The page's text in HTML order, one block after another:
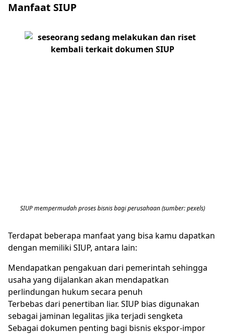
Manfaat SIUP
SIUP mempermudah proses bisnis bagi perusahaan (sumber: pexels)
Terdapat beberapa manfaat yang bisa kamu dapatkan
dengan memiliki SIUP, antara lain:
Mendapatkan pengakuan dari pemerintah sehingga
usaha yang dijalankan akan mendapatkan
perlindungan hukum secara penuh
Terbebas dari penertiban liar. SIUP bias digunakan
sebagai jaminan legalitas jika terjadi sengketa
Sebagai dokumen penting bagi bisnis ekspor-impor